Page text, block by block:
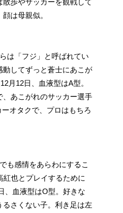
は母親似。
は「フジ」と呼ばれてい
してずっと蒼士にあこが
月12日、血液型はA型。
あこがれのサッカー選手
オタクで、プロはもちろ
も感情をあらわにするこ
也とプレイするために
、血液型はO型。好きな
さくない子。利き足は左